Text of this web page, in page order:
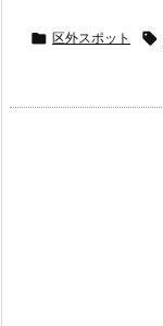
 区外スポット 